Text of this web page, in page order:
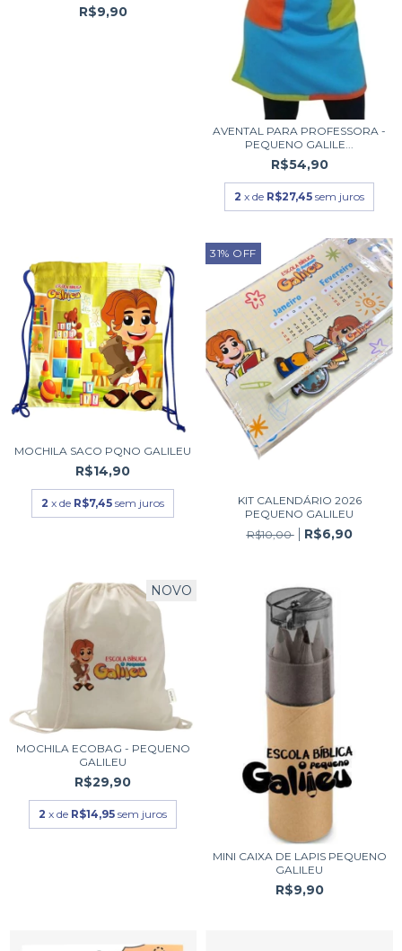
R$9,90
AVENTAL PARA PROFESSORA -
PEQUENO GALILE...
R$54,90
2 x de R$27,45 sem juros
MOCHILA SACO PQNO GALILEU
R$14,90
2 x de R$7,45 sem juros
31% OFF
KIT CALENDÁRIO 2026
PEQUENO GALILEU
R$10,00
R$6,90
NOVO
MOCHILA ECOBAG - PEQUENO
GALILEU
R$29,90
2 x de R$14,95 sem juros
MINI CAIXA DE LAPIS PEQUENO
GALILEU
R$9,90